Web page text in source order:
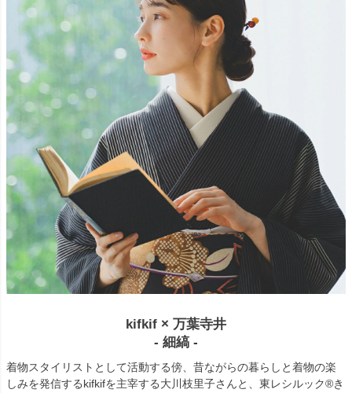
kifkif × 万葉寺井
- 細縞 -
着物スタイリストとして活動する傍、昔ながらの暮らしと着物の楽
しみを発信するkifkifを主宰する大川枝里子さんと、東レシルック®き